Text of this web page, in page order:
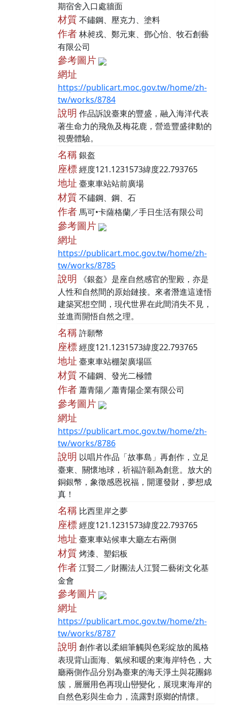
期宿舍入口處牆面
材質不鏽鋼、壓克力、塗料
作者林昶戎、鄭元東、鄧心怡、牧石創藝
有限公司
參考圖片
網址
https://publicart.moc.gov.tw/home/zh-
tw/works/8784
說明 作品訴說臺東的豐盛，融入海洋代表
著生命力的飛魚及梅花鹿，營造豐盛律動的
視覺體驗。
名稱銀盔
座標經度121.1231573緯度22.793765
地址 臺東車站站前廣場
材質不鏽鋼、鋼、石
作者馬可•卡薩格蘭／手日生活有限公司
參考圖片
網址
https://publicart.moc.gov.tw/home/zh-
tw/works/8785
說明 《銀盔》是座自然感官的聖殿，亦是
人性和自然間的原始鏈接。來者潛進這達悟
建築冥想空間，現代世界在此間消失不見，
並進而開悟自然之理。
名稱許願幣
座標經度121.1231573緯度22.793765
地址 臺東車站棚架廣場區
材質不鏽鋼、發光二極體
作者蕭青陽／蕭青陽企業有限公司
參考圖片
網址
https://publicart.moc.gov.tw/home/zh-
tw/works/8786
說明 以唱片作品「故事島」再創作，立足
臺東、關懷地球，祈福許願為創意。放大的
銅銀幣，象徵感恩祝福，開運發財，夢想成
真！
名稱 比西里岸之夢
座標經度121.1231573緯度22.793765
地址 臺東車站候車大廳左右兩側
材質烤漆、塑鋁板
作者江賢二／財團法人江賢二藝術文化基
金會
參考圖片
網址
https://publicart.moc.gov.tw/home/zh-
tw/works/8787
說明 創作者以柔細筆觸與色彩綻放的風格
表現背山面海、氣候和暖的東海岸特色，大
廳兩側作品分別為臺東的海天淨土與花團錦
簇，層層用色再現山巒變化，展現東海岸的
自然色彩與生命力，流露對原鄉的情懷。